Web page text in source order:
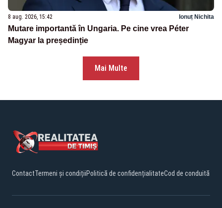
8 aug. 2026, 15:42 Ionuț Nichita
Mutare importantă în Ungaria. Pe cine vrea Péter
Magyar la președinție
Mai Multe
ContactTermeni și condițiiPolitică de confidențialitateCod de conduită